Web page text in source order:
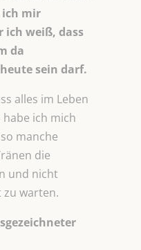
ich mir
ich weiß, dass
da
sein darf.
alles im Leben
ich mich
manche
die
und nicht
warten.